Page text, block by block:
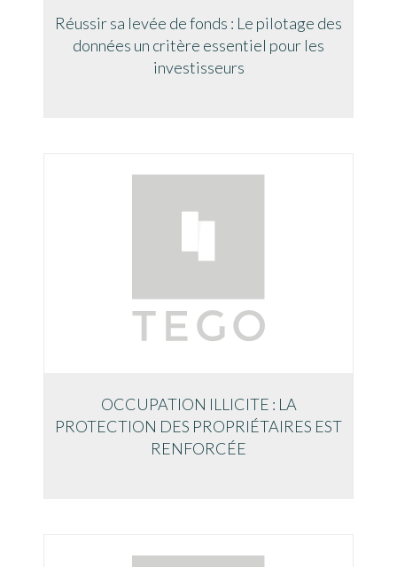
Réussir sa levée de fonds : Le pilotage des
données un critère essentiel pour les
investisseurs
OCCUPATION ILLICITE : LA
PROTECTION DES PROPRIÉTAIRES EST
RENFORCÉE